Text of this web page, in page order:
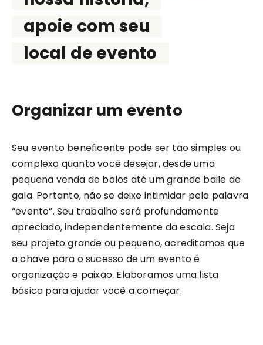
apoie com seu
local de evento
Organizar um evento
Seu evento beneficente pode ser tão simples ou
complexo quanto você desejar, desde uma
pequena venda de bolos até um grande baile de
gala. Portanto, não se deixe intimidar pela palavra
“evento”. Seu trabalho será profundamente
apreciado, independentemente da escala. Seja
seu projeto grande ou pequeno, acreditamos que
a chave para o sucesso de um evento é
organização e paixão. Elaboramos uma lista
básica para ajudar você a começar.